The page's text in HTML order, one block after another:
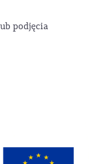
podjęcia